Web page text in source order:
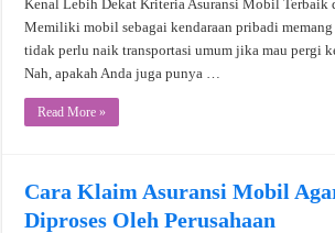
Kenal Lebih Dekat Kriteria Asuransi Mobil
Memiliki mobil sebagai kendaraan pribadi
tidak perlu naik transportasi umum jika mau pergi
Nah, apakah Anda juga punya …
Read More »
Cara Klaim Asuransi Mobil
Diproses Oleh Perusahaan